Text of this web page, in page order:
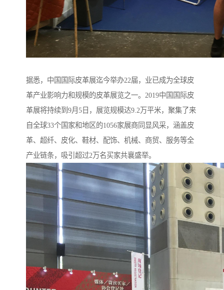
据悉，中国国际皮革展迄今举办22届，业已成为全球皮
革产业影响力和规模的皮革展览之一。2019中国国际皮
革展将持续到9月5日，展览规模达9.2万平米，聚集了来
自全球33个国家和地区的1056家展商同显风采，涵盖皮
革、超纤、皮化、鞋材、配饰、机械、商贸、服务等全
产业链条，吸引超过2万名买家共襄盛举。